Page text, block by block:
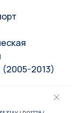
(2005-2013)